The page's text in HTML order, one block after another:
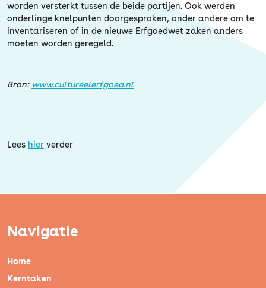
worden versterkt tussen de beide partijen. Ook werden
onderlinge knelpunten doorgesproken, onder andere om te
inventariseren of in de nieuwe Erfgoedwet zaken anders
moeten worden geregeld.
Bron: www.cultureelerfgoed.nl
Lees hier verder
Navigatie
Home
Kerntaken